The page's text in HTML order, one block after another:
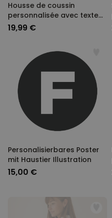
Housse de coussin
personnalisée avec texte
et symboles
19,99 €
Personalisierbares Poster
mit Haustier Illustration
15,00 €